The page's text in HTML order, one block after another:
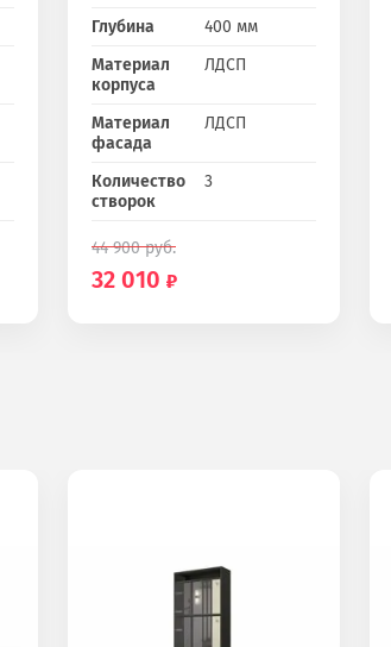
Глубина
400 мм
Материал
корпуса
ЛДСП
Материал
фасада
ЛДСП
Количество
створок
3
44 900руб.
32 010